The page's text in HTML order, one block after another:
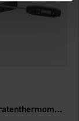
Muurikka Bratenthermometer